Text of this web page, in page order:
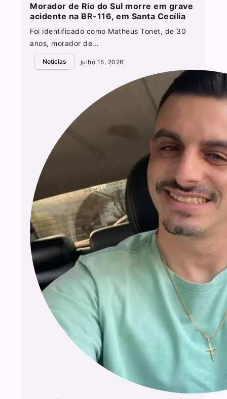
Morador de Rio do Sul morre em grave
acidente na BR-116, em Santa Cecília
Foi identificado como Matheus Tonet, de 30
anos, morador de...
Notícias julho 15, 2026